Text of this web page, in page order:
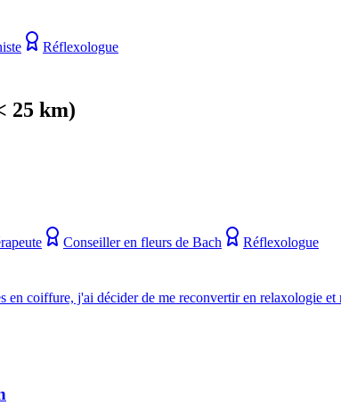
Réflexologue
25 km)
Conseiller en fleurs de Bach
Réflexologue
en coiffure, j'ai décider de me reconvertir en relaxologie